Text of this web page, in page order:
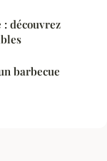
découvrez
barbecue